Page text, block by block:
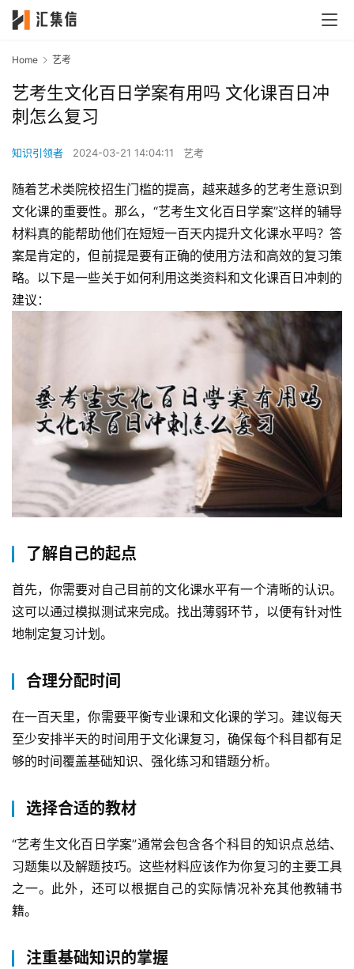
Home 艺考
艺考生文化百日学案有用吗 文化课百日冲
刺怎么复习
知识引领者 2024-03-21 14:04:11 艺考
随着艺术类院校招生门槛的提高，越来越多的艺考生意识到
文化课的重要性。那么，“艺考生文化百日学案”这样的辅导
材料真的能帮助他们在短短一百天内提升文化课水平吗？答
案是肯定的，但前提是要有正确的使用方法和高效的复习策
略。以下是一些关于如何利用这类资料和文化课百日冲刺的
建议：
了解自己的起点
首先，你需要对自己目前的文化课水平有一个清晰的认识。
这可以通过模拟测试来完成。找出薄弱环节，以便有针对性
地制定复习计划。
合理分配时间
在一百天里，你需要平衡专业课和文化课的学习。建议每天
至少安排半天的时间用于文化课复习，确保每个科目都有足
够的时间覆盖基础知识、强化练习和错题分析。
选择合适的教材
“艺考生文化百日学案”通常会包含各个科目的知识点总结、
习题集以及解题技巧。这些材料应该作为你复习的主要工具
之一。此外，还可以根据自己的实际情况补充其他教辅书
籍。
注重基础知识的掌握